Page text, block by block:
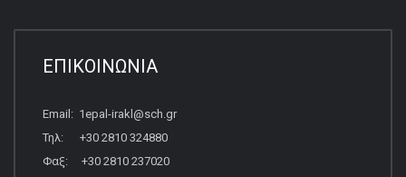
ΕΠΙΚΟΙΝΩΝΙΑ
Email: 1epal-irakl@sch.gr
Τηλ: +30 2810 324880
Φαξ: +30 2810 237020